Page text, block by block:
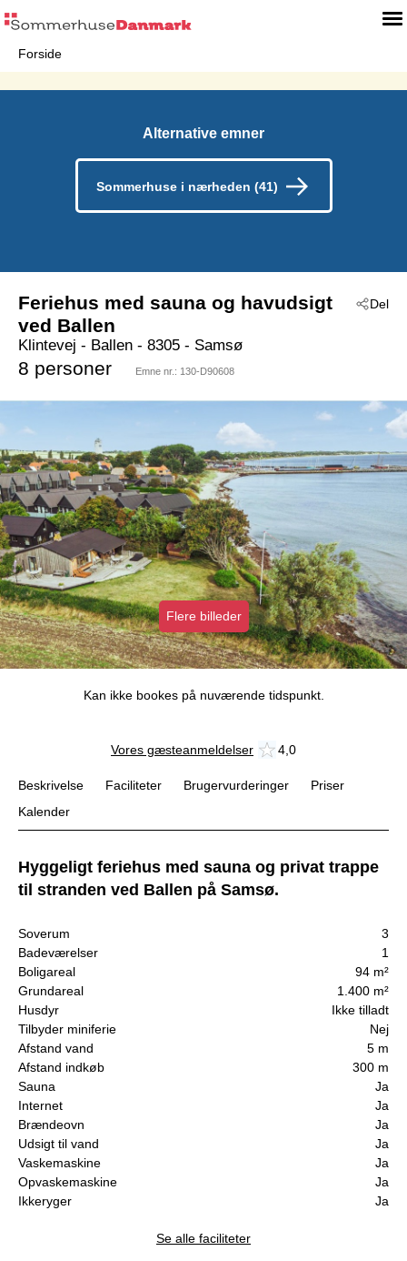
Forside
Alternative emner
Sommerhuse i nærheden (41)
Del
Feriehus med sauna og havudsigt
ved Ballen
Klintevej - Ballen - 8305 - Samsø
8 personer Emne nr.: 130-D90608
Flere billeder
Kan ikke bookes på nuværende tidspunkt.
Vores gæsteanmeldelser 4,0
Beskrivelse Faciliteter Brugervurderinger
Priser
Kalender
Hyggeligt feriehus med sauna og privat trappe
til stranden ved Ballen på Samsø.
Soverum
3
Badeværelser
1
Boligareal
94 m²
Grundareal
1.400 m²
Husdyr
Ikke tilladt
Tilbyder miniferie
Nej
Afstand vand
5 m
Afstand indkøb
300 m
Sauna
Ja
Internet
Ja
Brændeovn
Ja
Udsigt til vand
Ja
Vaskemaskine
Ja
Opvaskemaskine
Ja
Ikkeryger
Ja
Se alle faciliteter